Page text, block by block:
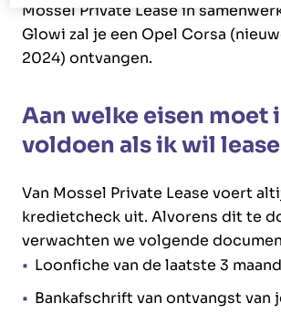
Mossel Private Lease in
Glowi zal je een Opel Corsa
2024) ontvangen.
Aan welke eisen moet
voldoen als ik wil
Van Mossel Private Lease voert
kredietcheck uit. Alvorens dit te
verwachten we volgende
Loonfiche van de laatste 3
Bankafschrift van ontvangst van